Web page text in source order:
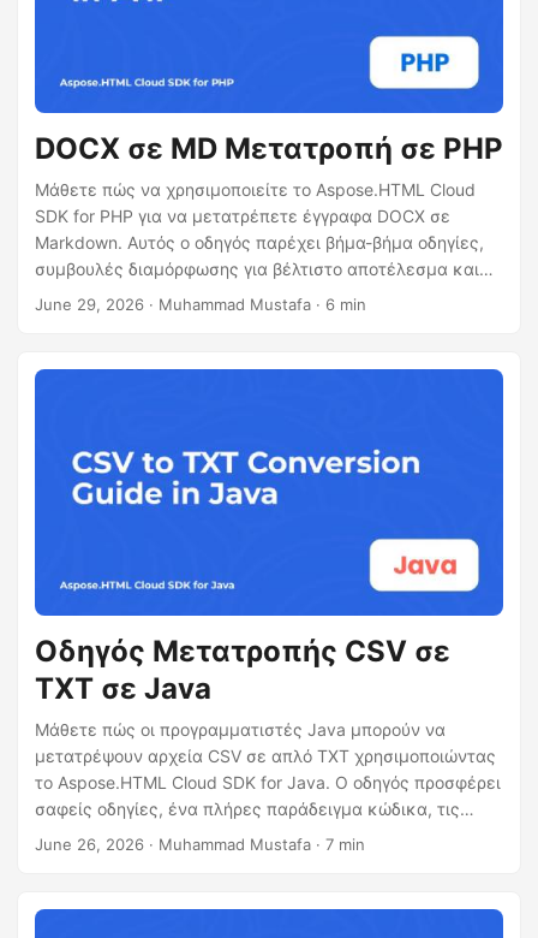
DOCX σε MD Μετατροπή σε PHP
Μάθετε πώς να χρησιμοποιείτε το Aspose.HTML Cloud
SDK for PHP για να μετατρέπετε έγγραφα DOCX σε
Markdown. Αυτός ο οδηγός παρέχει βήμα-βήμα οδηγίες,
συμβουλές διαμόρφωσης για βέλτιστο αποτέλεσμα και
ένα πλήρες δείγμα κώδικα PHP που μπορείτε να
June 29, 2026 · Muhammad Mustafa · 6 min
Οδηγός Μετατροπής CSV σε
TXT σε Java
Μάθετε πώς οι προγραμματιστές Java μπορούν να
μετατρέψουν αρχεία CSV σε απλό TXT χρησιμοποιώντας
το Aspose.HTML Cloud SDK for Java. Ο οδηγός προσφέρει
σαφείς οδηγίες, ένα πλήρες παράδειγμα κώδικα, τις
απαιτούμενες κλήσεις cURL για το cloud API και
June 26, 2026 · Muhammad Mustafa · 7 min